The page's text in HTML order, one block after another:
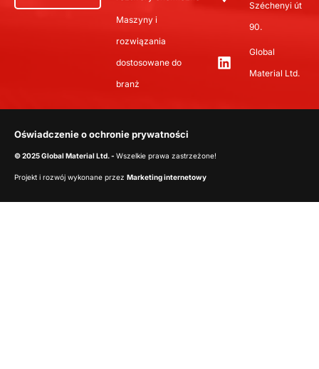
Maszyny i
rozwiązania
dostosowane do
branż
Széchenyi út
90.
Global
Material Ltd.
Oświadczenie o ochronie prywatności
© 2025 Global Material Ltd. - Wszelkie prawa zastrzeżone!
Projekt i rozwój wykonane przez Marketing internetowy